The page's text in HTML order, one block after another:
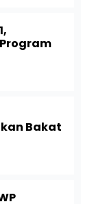
Bakat